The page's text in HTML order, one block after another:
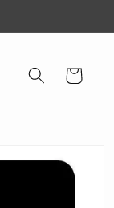
Carrito